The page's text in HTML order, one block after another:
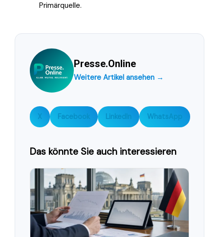
Primärquelle.
Presse.Online
Weitere Artikel ansehen →
X Facebook LinkedIn WhatsApp
Das könnte Sie auch interessieren